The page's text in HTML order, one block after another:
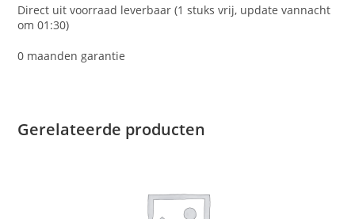
Direct uit voorraad leverbaar (1 stuks vrij, update vannacht
om 01:30)
0 maanden garantie
Gerelateerde producten